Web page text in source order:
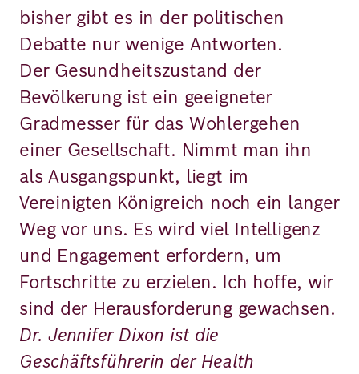
bisher gibt es in der politischen
Debatte nur wenige Antworten.
Der Gesundheitszustand der
Bevölkerung ist ein geeigneter
Gradmesser für das Wohlergehen
einer Gesellschaft. Nimmt man ihn
als Ausgangspunkt, liegt im
Vereinigten Königreich noch ein langer
Weg vor uns. Es wird viel Intelligenz
und Engagement erfordern, um
Fortschritte zu erzielen. Ich hoffe, wir
sind der Herausforderung gewachsen.
Dr. Jennifer Dixon ist die
Geschäftsführerin der Health